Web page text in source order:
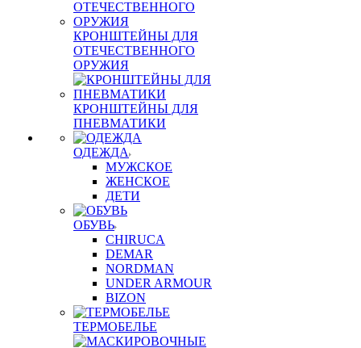
КРОНШТЕЙНЫ ДЛЯ
ОТЕЧЕСТВЕННОГО
ОРУЖИЯ
КРОНШТЕЙНЫ ДЛЯ
ПНЕВМАТИКИ
ОДЕЖДА
МУЖСКОЕ
ЖЕНСКОЕ
ДЕТИ
ОБУВЬ
CHIRUCA
DEMAR
NORDMAN
UNDER ARMOUR
BIZON
ТЕРМОБЕЛЬЕ